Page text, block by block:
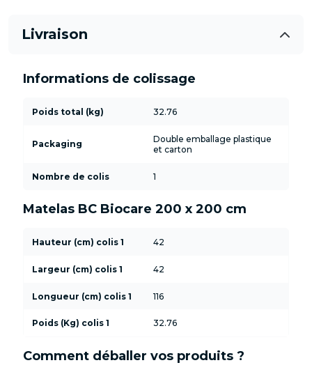
Livraison
Informations de colissage
Poids total (kg) 32.76
Packaging
Double emballage plastique
et carton
Nombre de colis 1
Matelas BC Biocare 200 x 200 cm
Hauteur (cm) colis 1 42
Largeur (cm) colis 1 42
Longueur (cm) colis 1 116
Poids (Kg) colis 1 32.76
Comment déballer vos produits ?